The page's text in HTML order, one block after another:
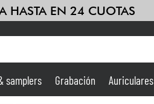
HASTA EN 24 CUOTAS
samplers Grabación Auriculares